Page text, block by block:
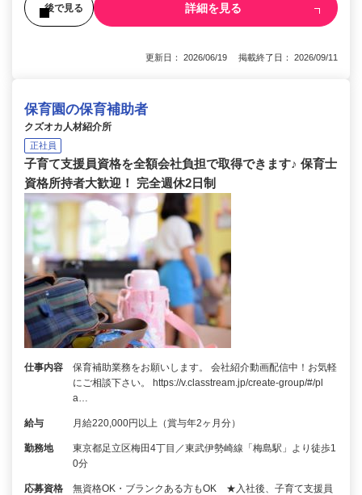
後で見る 詳細を見る
更新日： 2026/06/19 掲載終了日： 2026/09/11
保育園の保育補助者
クズオカ人材紹介所
正社員
子育て支援員資格を全額会社負担で取得できます♪ 保育士
資格所持者大歓迎！ 完全週休2日制
仕事内容
保育補助業務をお願いします。 会社紹介動画配信中！お気軽
にご相談下さい。 https://v.classtream.jp/create-group/#/pl
a…
給与 月給220,000円以上（賞与年2ヶ月分）
勤務地
東京都足立区梅田4丁目／東武伊勢崎線「梅島駅」より徒歩1
0分
応募資格
無資格OK・ブランクある方もOK ★入社後、子育て支援員